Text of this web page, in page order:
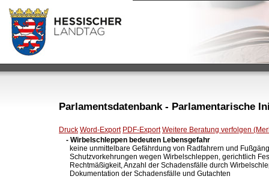
Parlamentsdatenbank - Parlamentarische
Druck Word-Export PDF-Export Weitere Beratung verfolgen
- Wirbelschleppen bedeuten Lebensgefahr
keine unmittelbare Gefährdung von Radfahrern und
Schutzvorkehrungen wegen Wirbelschleppen, gerichtlich
Rechtmäßigkeit, Anzahl der Schadensfälle durch
  Dokumentation der Schadensfälle und Gutachten